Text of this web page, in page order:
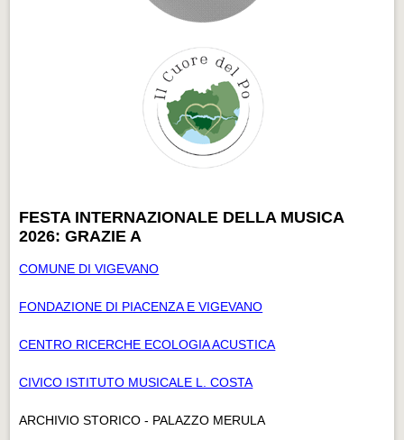
FESTA INTERNAZIONALE DELLA MUSICA
2026: GRAZIE A
COMUNE DI VIGEVANO
FONDAZIONE DI PIACENZA E VIGEVANO
CENTRO RICERCHE ECOLOGIA ACUSTICA
CIVICO ISTITUTO MUSICALE L. COSTA
ARCHIVIO STORICO - PALAZZO MERULA